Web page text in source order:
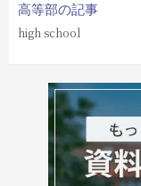
高等部の記事
high school